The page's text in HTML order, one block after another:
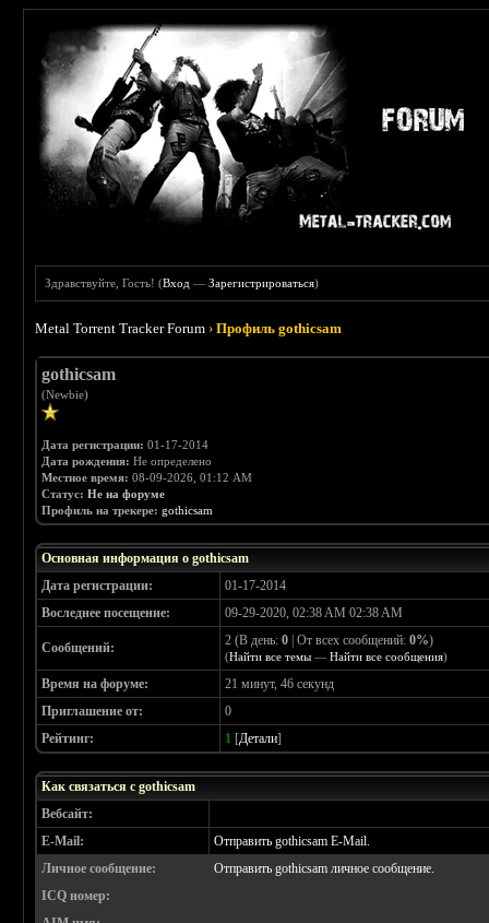
Здравствуйте, Гость! (Вход —Зарегистрироваться)
Metal Torrent Tracker Forum ›Профиль gothicsam
gothicsam
(Newbie)
Дата регистрации: 01-17-2014
Дата рождения: Не определено
Местное время: 08-09-2026, 01:12 AM
Статус: Не на форуме
Профиль на трекере: gothicsam
Основная информация о gothicsam
Дата регистрации:
01-17-2014
Воследнее посещение:
09-29-2020, 02:38 AM 02:38 AM
Сообщений: 2 (В день:0 | От всех сообщений:0%)
(Найти все темы —Найти все сообщения)
Время на форуме:
21 минут, 46 секунд
Приглашение от:
0
Рейтинг:
1 [Детали]
Как связаться с gothicsam
Вебсайт:
E-Mail:
Отправить gothicsam E-Mail.
Личное сообщение:
Отправить gothicsam личное сообщение.
ICQ номер: